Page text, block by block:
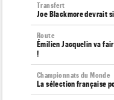
Transfert
Joe Blackmore devrait
Route
Émilien Jacquelin va
!
Championnats du Monde
La sélection française